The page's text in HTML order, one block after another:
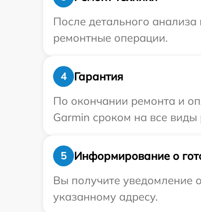
После детального
ремонтные операции.
4
Гарантия
По окончании ремонта и
Garmin сроком на все виды
5
Информирование о
Вы получите уведомление
указанному адресу.